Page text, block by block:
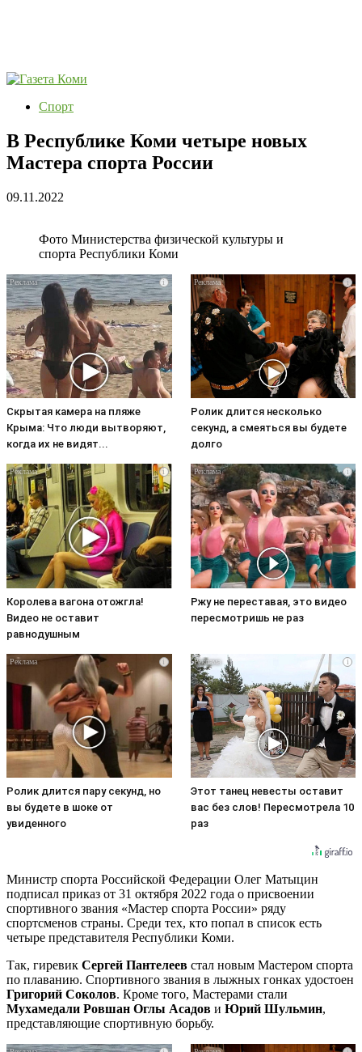
Спорт
В Республике Коми четыре новых
Мастера спорта России
09.11.2022
Фото Министерства физической культуры и
спорта Республики Коми
i
Скрытая камера на пляже
Крыма: Что люди вытворяют,
когда их не видят...
i
Ролик длится несколько
секунд, а смеяться вы будете
долго
i
Королева вагона отожгла!
Видео не оставит
равнодушным
i
Ржу не переставая, это видео
пересмотришь не раз
i
Ролик длится пару секунд, но
вы будете в шоке от
увиденного
i
Этот танец невесты оставит
вас без слов! Пересмотрела 10
раз
Министр спорта Российской Федерации Олег Матыцин
подписал приказ от 31 октября 2022 года о присвоении
спортивного звания «Мастер спорта России» ряду
спортсменов страны. Среди тех, кто попал в список есть
четыре представителя Республики Коми.
Так, гиревик Сергей Пантелеев стал новым Мастером спорта
по плаванию. Спортивного звания в лыжных гонках удостоен
Григорий Соколов. Кроме того, Мастерами стали
Мухамедали Ровшан Оглы Асадов и Юрий Шульмин,
представляющие спортивную борьбу.